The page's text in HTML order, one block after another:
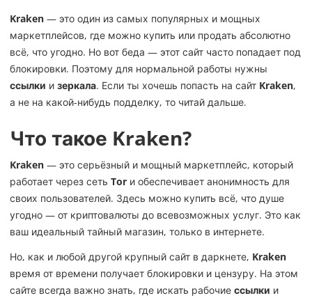
Kraken — это один из самых популярных и мощных
маркетплейсов, где можно купить или продать абсолютно
всё, что угодно. Но вот беда — этот сайт часто попадает под
блокировки. Поэтому для нормальной работы нужны
ссылки и зеркала. Если ты хочешь попасть на сайт Kraken,
а не на какой-нибудь подделку, то читай дальше.
Что такое Kraken?
Kraken — это серьёзный и мощный маркетплейс, который
работает через сеть Tor и обеспечивает анонимность для
своих пользователей. Здесь можно купить всё, что душе
угодно — от криптовалюты до всевозможных услуг. Это как
ваш идеальный тайный магазин, только в интернете.
Но, как и любой другой крупный сайт в даркнете, Kraken
время от времени получает блокировки и цензуру. На этом
сайте всегда важно знать, где искать рабочие ссылки и